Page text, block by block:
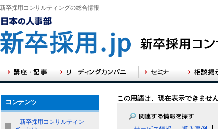
新卒採用コンサルティングの総合情報
この用語は、現在表示できませ
コンテンツ
「新卒採用コンサルティン